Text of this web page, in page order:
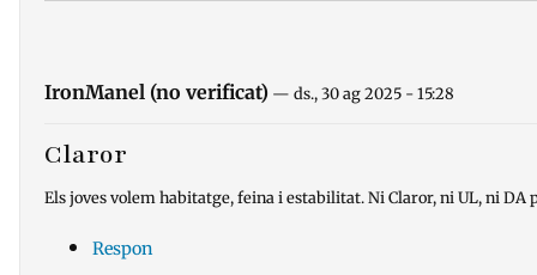
IronManel (no verificat) — ds., 30 ag 2025 - 15:28
Claror
Els joves volem habitatge, feina i estabilitat. Ni Claror, ni UL, ni DA
Respon